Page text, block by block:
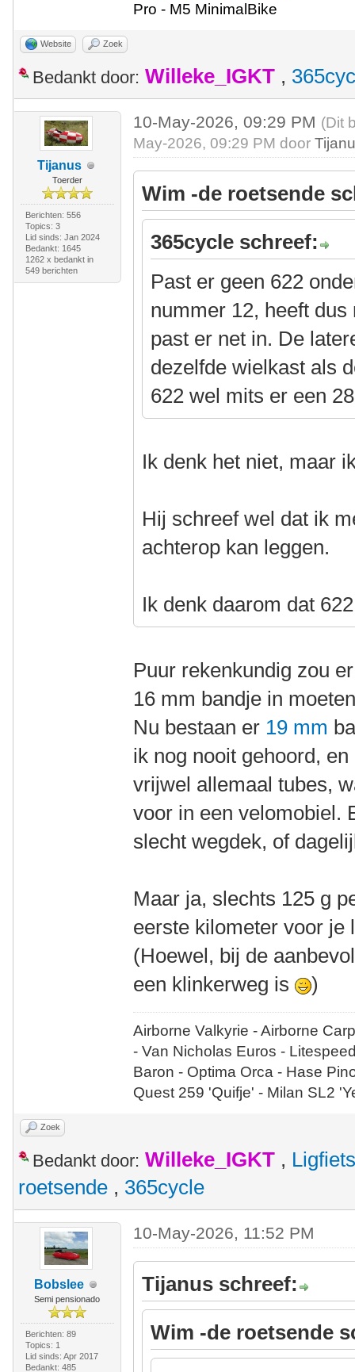
Pro - M5 MinimalBike
Website Zoek
Bedankt door: Willeke_IGKT ,
Tijanus
Toerder
Berichten: 556
Topics: 3
Lid sinds: Jan 2024
Bedankt: 1645
1262 x bedankt in
549 berichten
10-May-2026, 09:29 PM (Dit
May-2026, 09:29 PM door
Wim -de roetsende
365cycle schreef:
Past er geen 622
nummer 12, heeft
past er net in. De
dezelfde wielkast als
622 wel mits er een
Ik denk het niet, maar
Hij schreef wel dat ik
achterop kan leggen.
Ik denk daarom dat
Puur rekenkundig zou
16 mm bandje in
Nu bestaan er 19 mm
ik nog nooit gehoord,
vrijwel allemaal tubes,
voor in een velomobiel.
slecht wegdek, of
Maar ja, slechts 125 g
eerste kilometer voor je
(Hoewel, bij de
een klinkerweg is
)
Airborne Valkyrie - Airborne
- Van Nicholas Euros -
Baron - Optima Orca - Hase
Quest 259 'Quifje' - Milan SL2
Zoek
Bedankt door: Willeke_IGKT ,
roetsende , 365cycle
Bobslee
Semi pensionado
Berichten: 89
Topics: 1
Lid sinds: Apr 2017
Bedankt: 485
10-May-2026, 11:52 PM
Tijanus schreef:
Wim -de roetsende